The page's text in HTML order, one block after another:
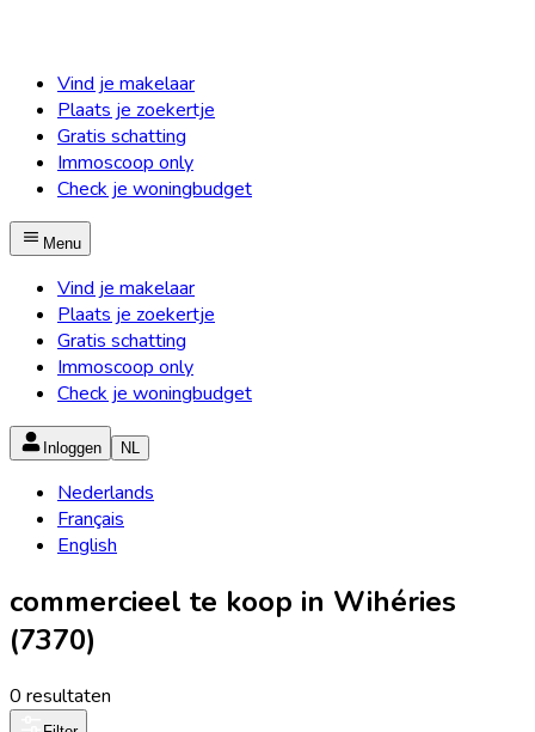
Vind je makelaar
Plaats je zoekertje
Gratis schatting
Immoscoop only
Check je woningbudget
Menu
Vind je makelaar
Plaats je zoekertje
Gratis schatting
Immoscoop only
Check je woningbudget
Inloggen NL
Nederlands
Français
English
commercieel te koop in Wihéries
(7370)
0 resultaten